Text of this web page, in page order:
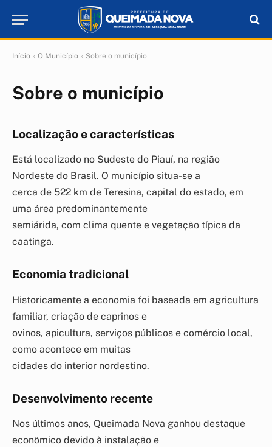
Início » O Município » Sobre o município
Sobre o município
Localização e características
Está localizado no Sudeste do Piauí, na região
Nordeste do Brasil. O município situa-se a
cerca de 522 km de Teresina, capital do estado, em
uma área predominantemente
semiárida, com clima quente e vegetação típica da
caatinga.
Economia tradicional
Historicamente a economia foi baseada em agricultura
familiar, criação de caprinos e
ovinos, apicultura, serviços públicos e comércio local,
como acontece em muitas
cidades do interior nordestino.
Desenvolvimento recente
Nos últimos anos, Queimada Nova ganhou destaque
econômico devido à instalação e